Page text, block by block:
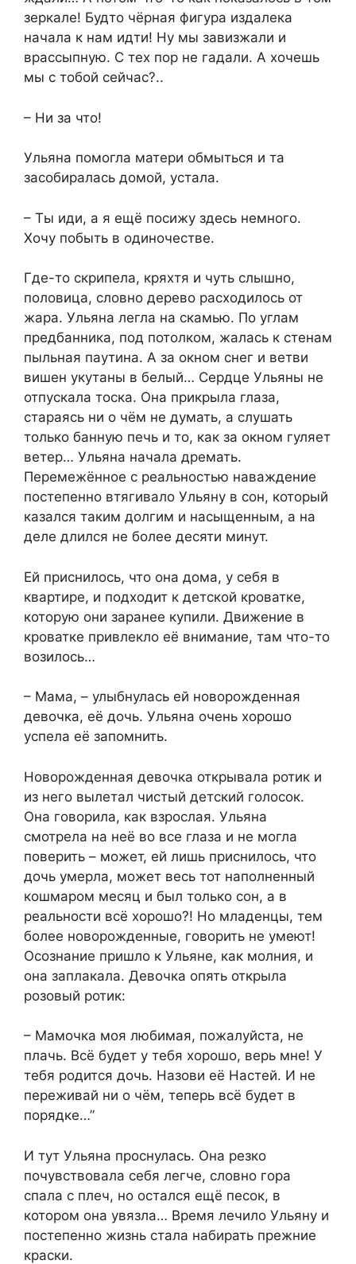
зеркале! Будто чёрная фигура издалека
начала к нам идти! Ну мы завизжали и
врассыпную. С тех пор не гадали. А хочешь
мы с тобой сейчас?..
– Ни за что!
Ульяна помогла матери обмыться и та
засобиралась домой, устала.
– Ты иди, а я ещё посижу здесь немного.
Хочу побыть в одиночестве.
Где-то скрипела, кряхтя и чуть слышно,
половица, словно дерево расходилось от
жара. Ульяна легла на скамью. По углам
предбанника, под потолком, жалась к стенам
пыльная паутина. А за окном снег и ветви
вишен укутаны в белый… Сердце Ульяны не
отпускала тоска. Она прикрыла глаза,
стараясь ни о чём не думать, а слушать
только банную печь и то, как за окном гуляет
ветер… Ульяна начала дремать.
Перемежённое с реальностью наваждение
постепенно втягивало Ульяну в сон, который
казался таким долгим и насыщенным, а на
деле длился не более десяти минут.
Ей приснилось, что она дома, у себя в
квартире, и подходит к детской кроватке,
которую они заранее купили. Движение в
кроватке привлекло её внимание, там что-то
возилось…
– Мама, – улыбнулась ей новорожденная
девочка, её дочь. Ульяна очень хорошо
успела её запомнить.
Новорожденная девочка открывала ротик и
из него вылетал чистый детский голосок.
Она говорила, как взрослая. Ульяна
смотрела на неё во все глаза и не могла
поверить – может, ей лишь приснилось, что
дочь умерла, может весь тот наполненный
кошмаром месяц и был только сон, а в
реальности всё хорошо?! Но младенцы, тем
более новорожденные, говорить не умеют!
Осознание пришло к Ульяне, как молния, и
она заплакала. Девочка опять открыла
розовый ротик:
– Мамочка моя любимая, пожалуйста, не
плачь. Всё будет у тебя хорошо, верь мне! У
тебя родится дочь. Назови её Настей. И не
переживай ни о чём, теперь всё будет в
порядке…”
И тут Ульяна проснулась. Она резко
почувствовала себя легче, словно гора
спала с плеч, но остался ещё песок, в
котором она увязла… Время лечило Ульяну и
постепенно жизнь стала набирать прежние
краски.